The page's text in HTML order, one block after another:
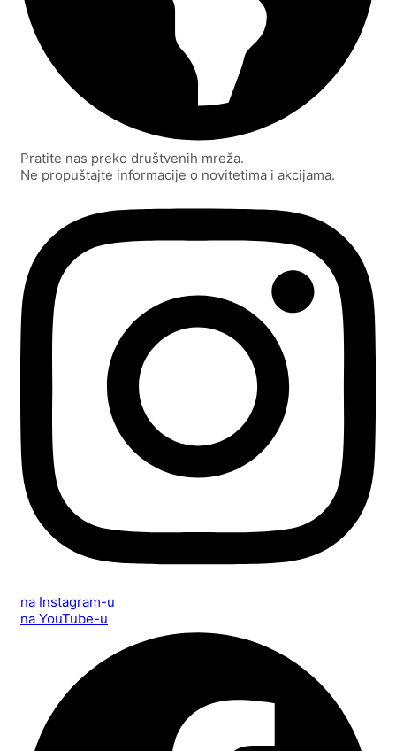
Pratite nas preko društvenih mreža.
Ne propuštajte informacije o novitetima i akcijama.
na Instagram-u
na YouTube-u